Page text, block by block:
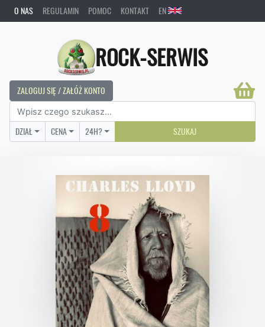
O NAS REGULAMIN POMOC KONTAKT EN
ROCK-SERWIS
ZALOGUJ SIĘ / ZAŁÓŻ KONTO
DZIAŁ CENA 24H? SZUKAJ